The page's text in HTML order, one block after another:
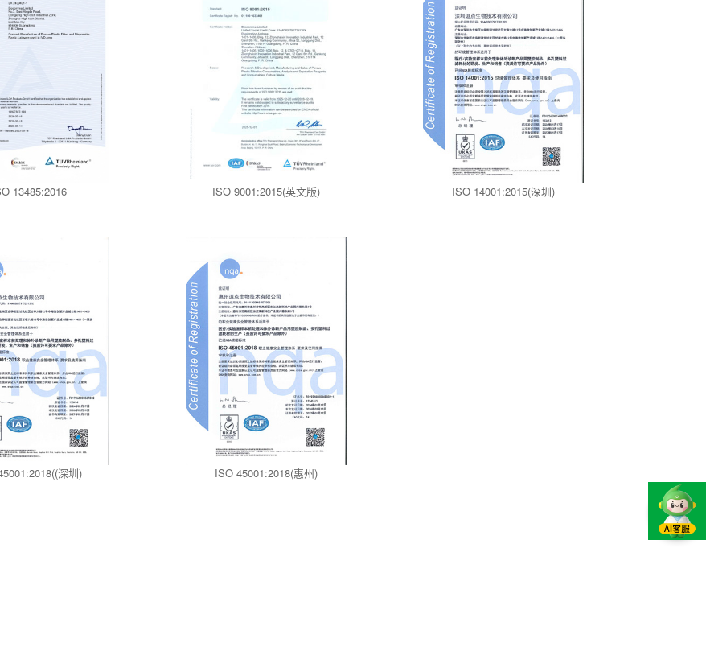
13485:2016 ISO 9001:2015(英文版) ISO 14001:2015(深圳)
深圳) ISO 45001:2018(惠州)